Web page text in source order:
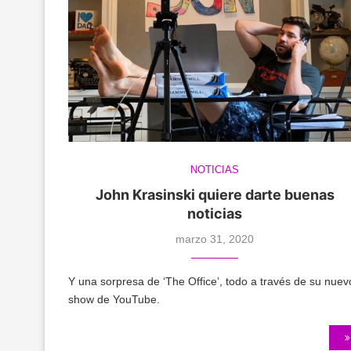
NOTICIAS
John Krasinski quiere darte buenas
noticias
marzo 31, 2020
Y una sorpresa de ‘The Office’, todo a través de su
show de YouTube.